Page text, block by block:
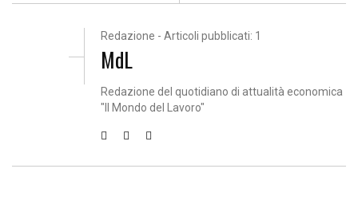
Redazione - Articoli pubblicati: 1
MdL
Redazione del quotidiano di attualità economica
"Il Mondo del Lavoro"